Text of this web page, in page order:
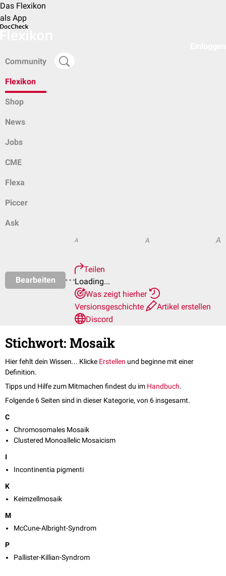
Das Flexikon
als App
Community
Flexikon
Shop
News
Jobs
CME
Flexa
Piccer
Ask
Bearbeiten
A A A
Teilen
Loading...
Was zeigt hierher
Versionsgeschichte
Artikel erstellen
Discord
Stichwort: Mosaik
Hier fehlt dein Wissen... Klicke Erstellen und beginne mit einer
Definition.
Tipps und Hilfe zum Mitmachen findest du im Handbuch.
Folgende 6 Seiten sind in dieser Kategorie, von 6 insgesamt.
C
Chromosomales Mosaik
Clustered Monoallelic Mosaicism
I
Incontinentia pigmenti
K
Keimzellmosaik
M
McCune-Albright-Syndrom
P
Pallister-Killian-Syndrom